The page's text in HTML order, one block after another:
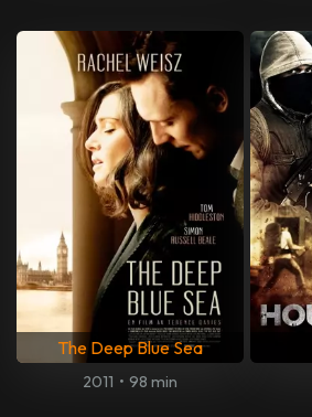
The Deep Blue Sea
2011 • 98 min